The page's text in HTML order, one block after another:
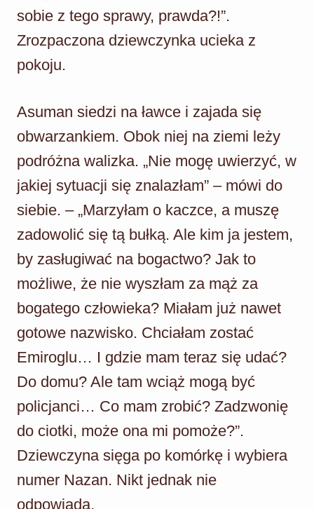
sobie z tego sprawy, prawda?!”.
Zrozpaczona dziewczynka ucieka z
pokoju.
Asuman siedzi na ławce i zajada się
obwarzankiem. Obok niej na ziemi leży
podróżna walizka. „Nie mogę uwierzyć, w
jakiej sytuacji się znalazłam” – mówi do
siebie. – „Marzyłam o kaczce, a muszę
zadowolić się tą bułką. Ale kim ja jestem,
by zasługiwać na bogactwo? Jak to
możliwe, że nie wyszłam za mąż za
bogatego człowieka? Miałam już nawet
gotowe nazwisko. Chciałam zostać
Emiroglu… I gdzie mam teraz się udać?
Do domu? Ale tam wciąż mogą być
policjanci… Co mam zrobić? Zadzwonię
do ciotki, może ona mi pomoże?”.
Dziewczyna sięga po komórkę i wybiera
numer Nazan. Nikt jednak nie
odpowiada.